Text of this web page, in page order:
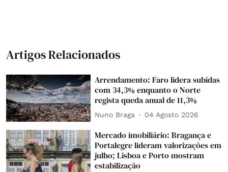
Artigos Relacionados
Arrendamento: Faro lidera subidas
com 34,3% enquanto o Norte
regista queda anual de 11,3%
Nuno Braga 04 Agosto 2026
Mercado imobiliário: Bragança e
Portalegre lideram valorizações em
julho; Lisboa e Porto mostram
estabilização